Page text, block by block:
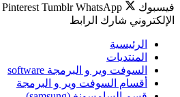
فيسبوك
Pinterest Tumblr WhatsApp
الإلكتروني شارك الرابط
الرئيسية
المنتديات
السوفت وير و البرمجة software
أقسام السوفت وير و البرمجة